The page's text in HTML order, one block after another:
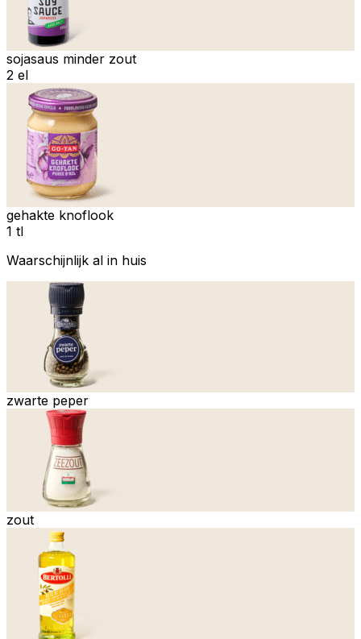
sojasaus minder zout
2 el
gehakte knoflook
1 tl
Waarschijnlijk al in huis
zwarte peper
zout